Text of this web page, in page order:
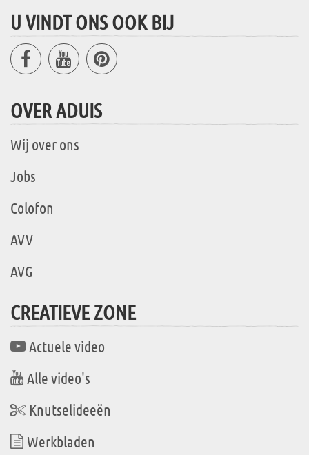
U VINDT ONS OOK BIJ
OVER ADUIS
Wij over ons
Jobs
Colofon
AVV
AVG
CREATIEVE ZONE
Actuele video
Alle video's
Knutselideeën
Werkbladen